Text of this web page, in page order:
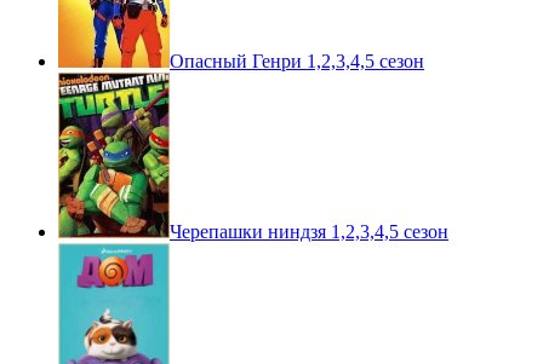
Опасный Генри 1,2,3,4,5 сезон
Черепашки ниндзя 1,2,3,4,5 сезон